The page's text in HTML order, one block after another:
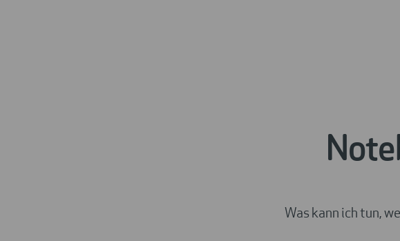
Was kann ich tun,